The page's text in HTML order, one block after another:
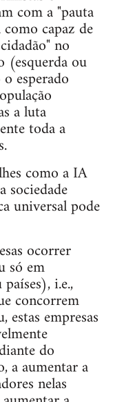
com a "pauta
capaz de
no
(esquerda ou
esperado
a luta
toda a
como a IA
sociedade
universal pode
ocorrer
só em
i.e.,
concorrem
estas empresas
do
a aumentar a
nelas